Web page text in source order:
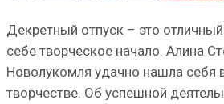
Декретный отпуск – это
себе творческое начало. Алина
Новолукомля удачно нашла себя
творчестве. Об успешной